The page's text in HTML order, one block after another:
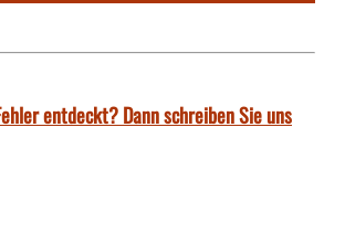
entdeckt? Dann schreiben Sie uns